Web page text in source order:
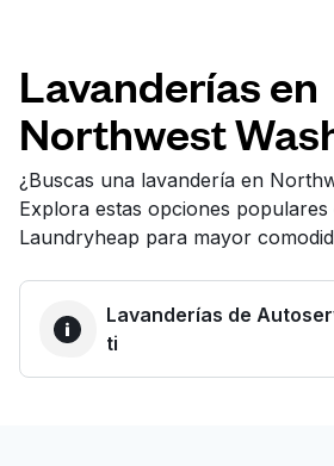
United States ES
Lavanderías en
Northwest
¿Buscas una lavandería en
Explora estas opciones populares
Laundryheap para mayor
Lavanderías de
ti